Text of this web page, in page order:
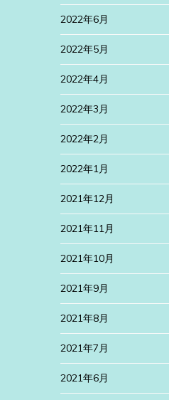
2022年6月
2022年5月
2022年4月
2022年3月
2022年2月
2022年1月
2021年12月
2021年11月
2021年10月
2021年9月
2021年8月
2021年7月
2021年6月